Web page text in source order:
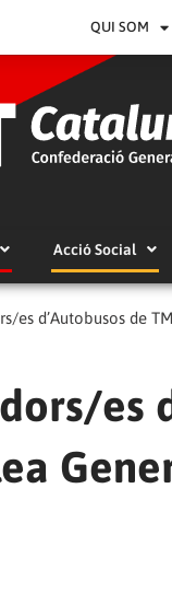
QUI SOM
Acció Social
es d’Autobusos de
es